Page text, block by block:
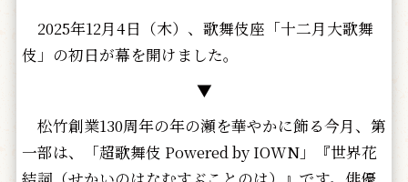
2025年12月4日（木）、歌舞伎座「十二月大歌舞
伎」の初日が幕を開けました。
▼
松竹創業130周年の年の瀬を華やかに飾る今月、第
一部は、「超歌舞伎 Powered by IOWN」『世界花